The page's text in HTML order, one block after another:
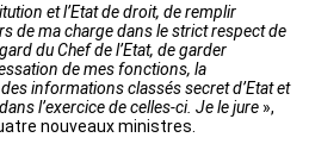
et l’Etat de droit, de remplir
de ma charge dans le strict respect de
du Chef de l’Etat, de garder
de mes fonctions, la
informations classés secret d’Etat et
l’exercice de celles-ci. Je le jure »,
nouveaux ministres.